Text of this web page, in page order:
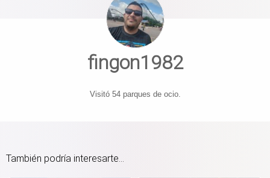
fingon1982
Visitó 54 parques de ocio.
También podría interesarte...